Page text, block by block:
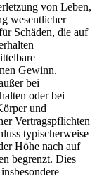
von Leben,
wesentlicher
Schäden, die auf
Gewinn.
bei
oder bei
und
Vertragspflichten
typischerweise
Höhe nach auf
begrenzt. Dies